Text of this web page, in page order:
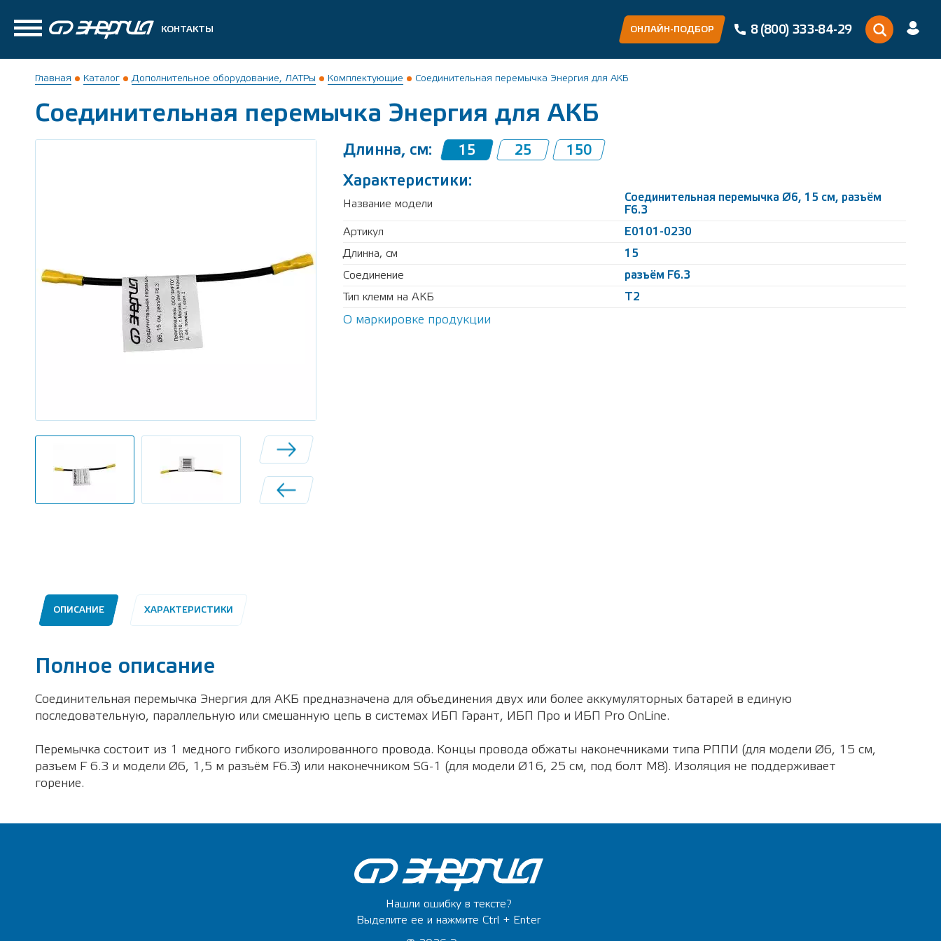
КОНТАКТЫ ОНЛАЙН-ПОДБОР 8 (800) 333-84-29
Главная Каталог Дополнительное оборудование, ЛАТРы Комплектующие Соединительная перемычка Энергия для АКБ
Соединительная перемычка Энергия для АКБ
Длинна, см: 15 25 150
Характеристики:
Название модели
Соединительная перемычка Ø6, 15 см, разъём
F6.3
Артикул
Е0101-0230
Длинна, см
15
Соединение
разъём F6.3
Тип клемм на АКБ
Т2
О маркировке продукции
ОПИСАНИЕ ХАРАКТЕРИСТИКИ
Полное описание
Соединительная перемычка Энергия для АКБ предназначена для объединения двух или более аккумуляторных батарей в единую
последовательную, параллельную или смешанную цепь в системах ИБП Гарант, ИБП Про и ИБП Pro OnLine.
Перемычка состоит из 1 медного гибкого изолированного провода. Концы провода обжаты наконечниками типа РППИ (для модели Ø6, 15 см,
разъем F 6.3 и модели Ø6, 1,5 м разъём F6.3) или наконечником SG-1 (для модели Ø16, 25 см, под болт М8). Изоляция не поддерживает
горение.
Нашли ошибку в тексте?
Выделите ее и нажмите Ctrl + Enter